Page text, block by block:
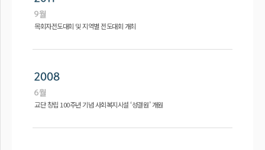
목회자전도대회 및 지역별 전도대회 개최
교단 창립 100주년 기념 사회복지시설 ‘성결원’ 개원